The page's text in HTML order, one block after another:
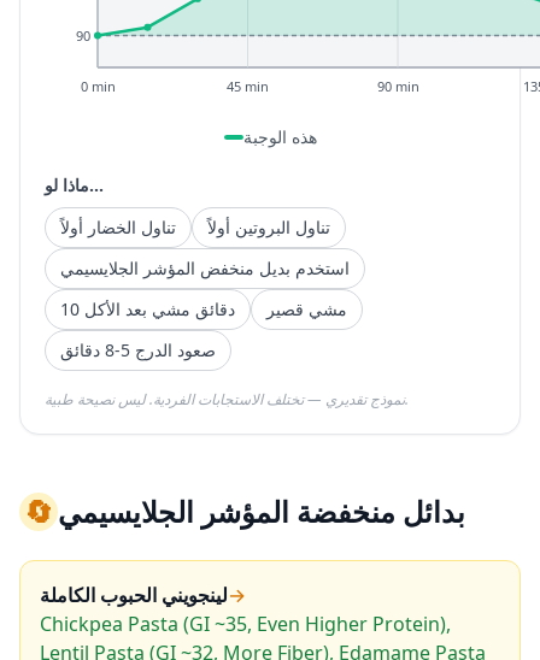
90
0 min 45 min 90 min
هذه الوجبة
ماذا لو...
تناول الخضار أولاً
تناول البروتين أولاً
استخدم بديل منخفض المؤشر الجلايسيمي
10 دقائق مشي بعد الأكل
مشي قصير
صعود الدرج 5-8 دقائق
نموذج تقديري — تختلف الاستجابات الفردية. ليس نصيحة طبية.
🔄بدائل منخفضة المؤشر الجلايسيمي
لينجويني الحبوب الكاملة→
Chickpea Pasta (GI ~35, Even Higher Protein),
Lentil Pasta (GI ~32, More Fiber), Edamame Pasta